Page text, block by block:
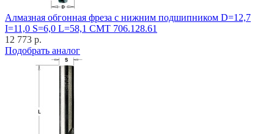
Алмазная обгонная фреза с нижним подшипником D=12,7
I=11,0 S=6,0 L=58,1 CMT 706.128.61
12 773 р.
Подобрать аналог